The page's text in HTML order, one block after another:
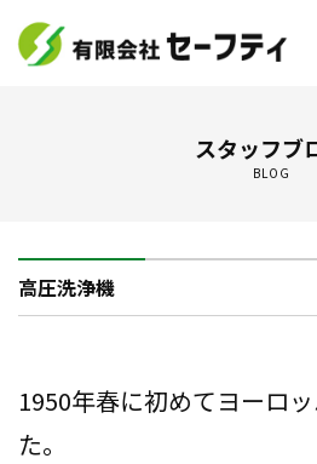
セーフティについて
ご契約までの流れ
スタッフブ
BLOG
高圧洗浄機
1950年春に初めてヨーロ
た。